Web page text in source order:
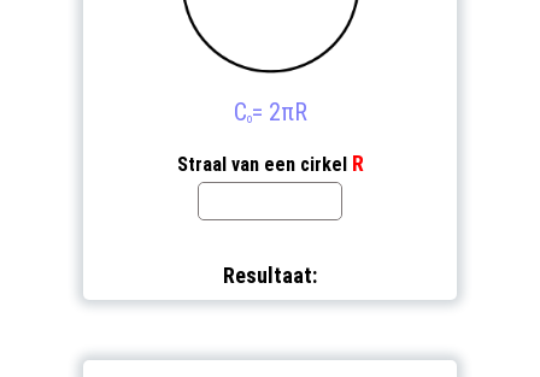
Co= 2πR
Straal van een cirkel R
Resultaat: